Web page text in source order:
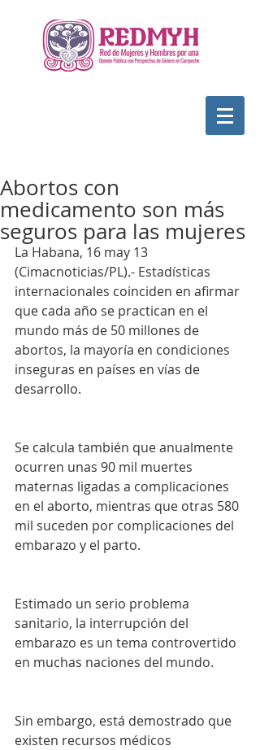
Abortos con
medicamento son más
seguros para las mujeres
La Habana, 16 may 13
(Cimacnoticias/PL).- Estadísticas
internacionales coinciden en afirmar
que cada año se practican en el
mundo más de 50 millones de
abortos, la mayoría en condiciones
inseguras en países en vías de
desarrollo.
Se calcula también que anualmente
ocurren unas 90 mil muertes
maternas ligadas a complicaciones
en el aborto, mientras que otras 580
mil suceden por complicaciones del
embarazo y el parto.
Estimado un serio problema
sanitario, la interrupción del
embarazo es un tema controvertido
en muchas naciones del mundo.
Sin embargo, está demostrado que
existen recursos médicos